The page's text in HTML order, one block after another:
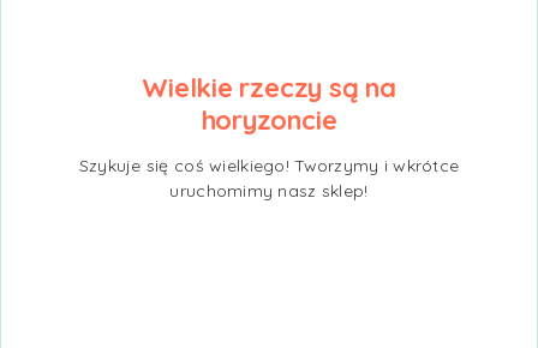
Wielkie rzeczy są na
horyzoncie
Szykuje się coś wielkiego! Tworzymy i wkrótce
uruchomimy nasz sklep!